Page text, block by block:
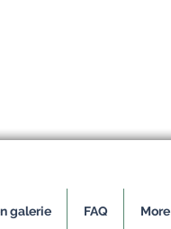
galerie FAQ More